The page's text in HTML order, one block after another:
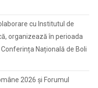
cu Institutul de
organizează în perioada
Națională de Boli
2026 și Forumul